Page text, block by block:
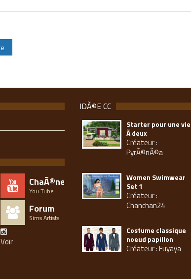
ChaÃ®ne
You Tube
Forum
Sims Artists
Voir
IDÃ©E CC
Starter pour une vie
Ã deux
Créateur :
PyrÃ©nÃ©a
Women Swimwear
Set 1
Créateur :
Chanchan24
Costume classique
noeud papillon
Créateur : Fuyaya